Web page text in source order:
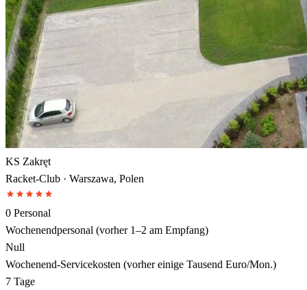
KS Zakręt
Racket-Club · Warszawa, Polen
0 Personal
Wochenendpersonal (vorher 1–2 am Empfang)
Null
Wochenend-Servicekosten (vorher einige Tausend Euro/Mon.)
7 Tage